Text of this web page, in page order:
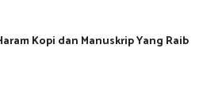
Kopi dan Manuskrip Yang Raib